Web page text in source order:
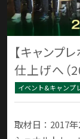
【キャンプ
仕上げへ（
イベント&キャンプ
取材日：2017